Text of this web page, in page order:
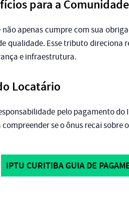
para a Comunidade
apenas cumpre com sua
qualidade. Esse tributo direciona
e infraestrutura.
Locatário
pelo pagamento
se o ônus recai sobre
IPTU CURITIBA GUIA DE